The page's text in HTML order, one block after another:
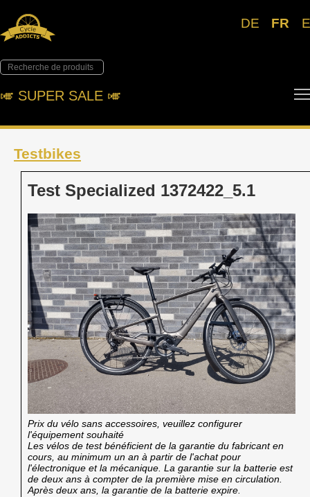
DE FR
🎺︎ SUPER SALE 🎺︎
Testbikes
Test Specialized 1372422_5.1
Prix du vélo sans accessoires, veuillez configurer
l'équipement souhaité
Les vélos de test bénéficient de la garantie du fabricant en
cours, au minimum un an à partir de l'achat pour
l'électronique et la mécanique. La garantie sur la batterie est
de deux ans à compter de la première mise en circulation.
Après deux ans, la garantie de la batterie expire.